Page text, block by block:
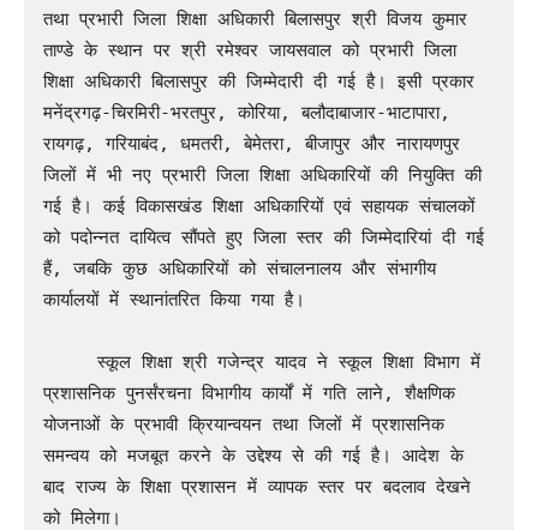
तथा प्रभारी जिला शिक्षा अधिकारी बिलासपुर श्री विजय कुमार
ताण्डे के स्थान पर श्री रमेश्वर जायसवाल को प्रभारी जिला
शिक्षा अधिकारी बिलासपुर की जिम्मेदारी दी गई है। इसी प्रकार
मनेंद्रगढ़-चिरमिरी-भरतपुर, कोरिया, बलौदाबाजार-भाटापारा,
रायगढ़, गरियाबंद, धमतरी, बेमेतरा, बीजापुर और नारायणपुर
जिलों में भी नए प्रभारी जिला शिक्षा अधिकारियों की नियुक्ति की
गई है। कई विकासखंड शिक्षा अधिकारियों एवं सहायक संचालकों
को पदोन्नत दायित्व सौंपते हुए जिला स्तर की जिम्मेदारियां दी गई
हैं, जबकि कुछ अधिकारियों को संचालनालय और संभागीय
कार्यालयों में स्थानांतरित किया गया है।
     स्कूल शिक्षा श्री गजेन्द्र यादव ने स्कूल शिक्षा विभाग में
प्रशासनिक पुनर्संरचना विभागीय कार्यों में गति लाने, शैक्षणिक
योजनाओं के प्रभावी क्रियान्वयन तथा जिलों में प्रशासनिक
समन्वय को मजबूत करने के उद्देश्य से की गई है। आदेश के
बाद राज्य के शिक्षा प्रशासन में व्यापक स्तर पर बदलाव देखने
को मिलेगा।